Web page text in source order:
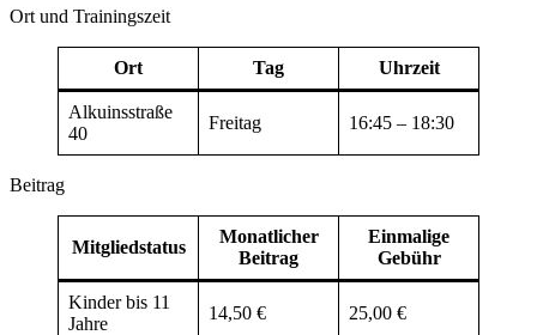
Ort und Trainingszeit
Ort Tag Uhrzeit
Alkuinsstraße
40
Freitag 16:45 – 18:30
Beitrag
Mitgliedstatus
Monatlicher
Beitrag
Einmalige
Gebühr
Kinder bis 11
Jahre
14,50 € 25,00 €